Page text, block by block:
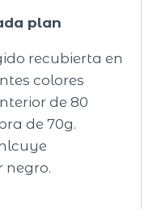
plan
recubierta en
colores
de 80
de 70g.
negro.